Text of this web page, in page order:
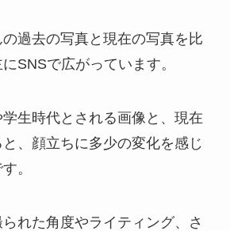
過去の写真と現在の写真を比
SNSで広がっています。
生時代とされる画像と、現在
、顔立ちに多少の変化を感じ
。
れた角度やライティング、さ